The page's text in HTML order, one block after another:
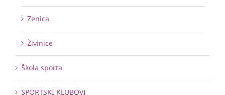
Zenica
Živinice
Škola sporta
SPORTSKI KLUBOVI